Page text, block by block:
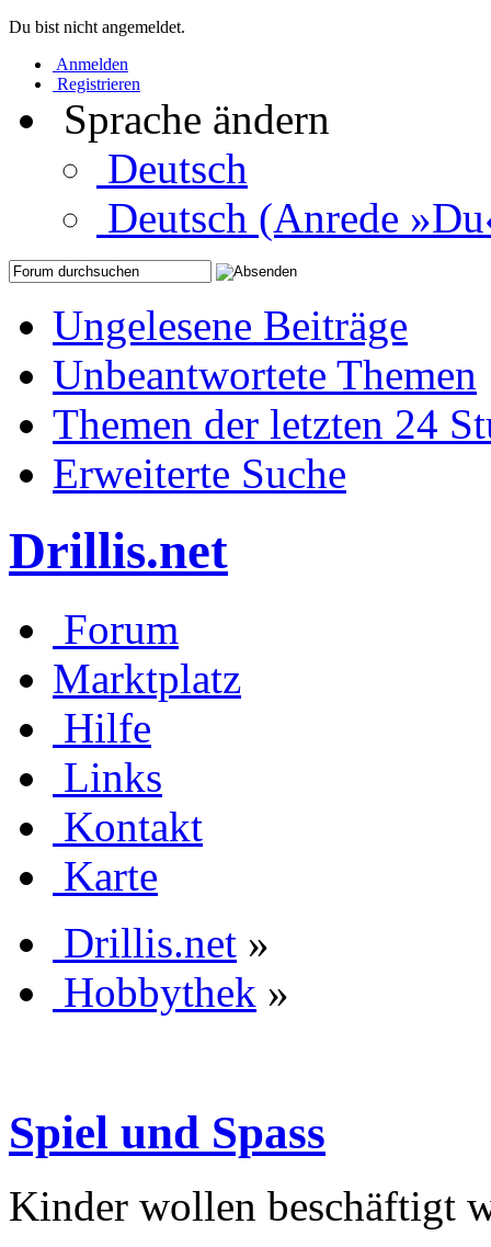
Du bist nicht angemeldet.
Anmelden
Registrieren
Sprache ändern
Deutsch
Deutsch (Anrede
Ungelesene Beiträge
Unbeantwortete Themen
Themen der letzten 24
Erweiterte Suche
Drillis.net
Forum
Marktplatz
Hilfe
Links
Kontakt
Karte
Drillis.net »
Hobbythek »
Spiel und Spass
Kinder wollen beschäftigt